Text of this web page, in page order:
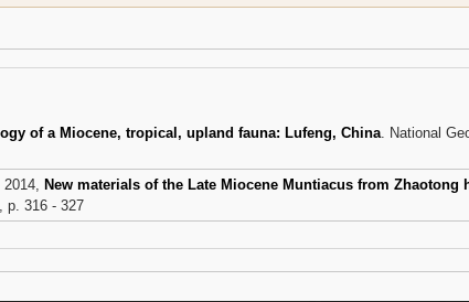
of a Miocene, tropical, upland fauna: Lufeng, China. National
New materials of the Late Miocene Muntiacus from Zhaotong
p. 316 - 327